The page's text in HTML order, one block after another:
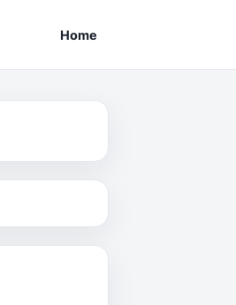
Home